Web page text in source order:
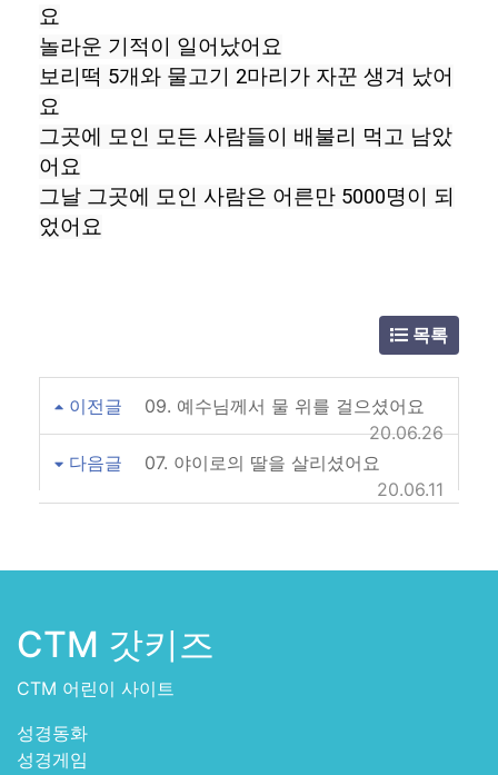
요
놀라운 기적이 일어났어요
보리떡 5개와 물고기 2마리가 자꾼 생겨 났어
요
그곳에 모인 모든 사람들이 배불리 먹고 남았
어요
그날 그곳에 모인 사람은 어른만 5000명이 되
었어요
목록
이전글
09. 예수님께서 물 위를 걸으셨어요
20.06.26
다음글
07. 야이로의 딸을 살리셨어요
20.06.11
CTM 갓키즈
CTM 어린이 사이트
성경동화
성경게임